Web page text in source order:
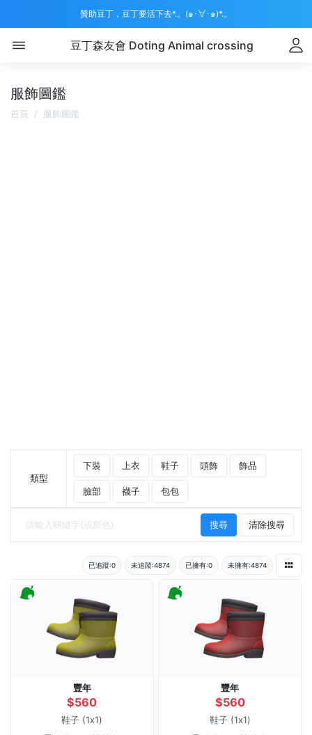
贊助豆丁，豆丁要活下去*.。(๑･∀･๑)*.。
豆丁森友會 Doting Animal crossing
服飾圖鑑
首頁 服飾圖鑑
類型
下裝 上衣 鞋子 頭飾 飾品
臉部 襪子 包包
搜尋 清除搜尋
已追蹤:0 未追蹤:4874 已擁有:0 未擁有:4874
豐年
$560
鞋子 (1x1)
豐年
$560
鞋子 (1x1)